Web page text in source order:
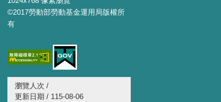
©2017勞動部勞動基金運用局版權所
有
瀏覽人次 /
更新日期 / 115-08-06